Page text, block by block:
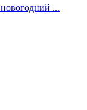
...